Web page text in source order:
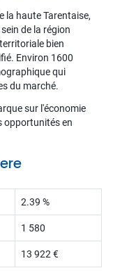
la haute Tarentaise,
de la région
bien
Environ 1600
qui
du marché.
sur l'économie
opportunités en
2.39 %
1 580
13 922 €